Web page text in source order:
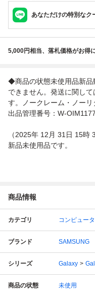
あなただけの特別なク
5,000円相当、落札価格がお得
◆商品の状態未使用品新品
できません。発送に関し
す。ノークレーム・ノーリ
出品管理番号：W-OIM1177
（2025年 12月 31日 15時
新品未使用品です。
商品情報
カテゴリ コンピュータ
ブランド SAMSUNG
シリーズ Galaxy
商品の状態 未使用